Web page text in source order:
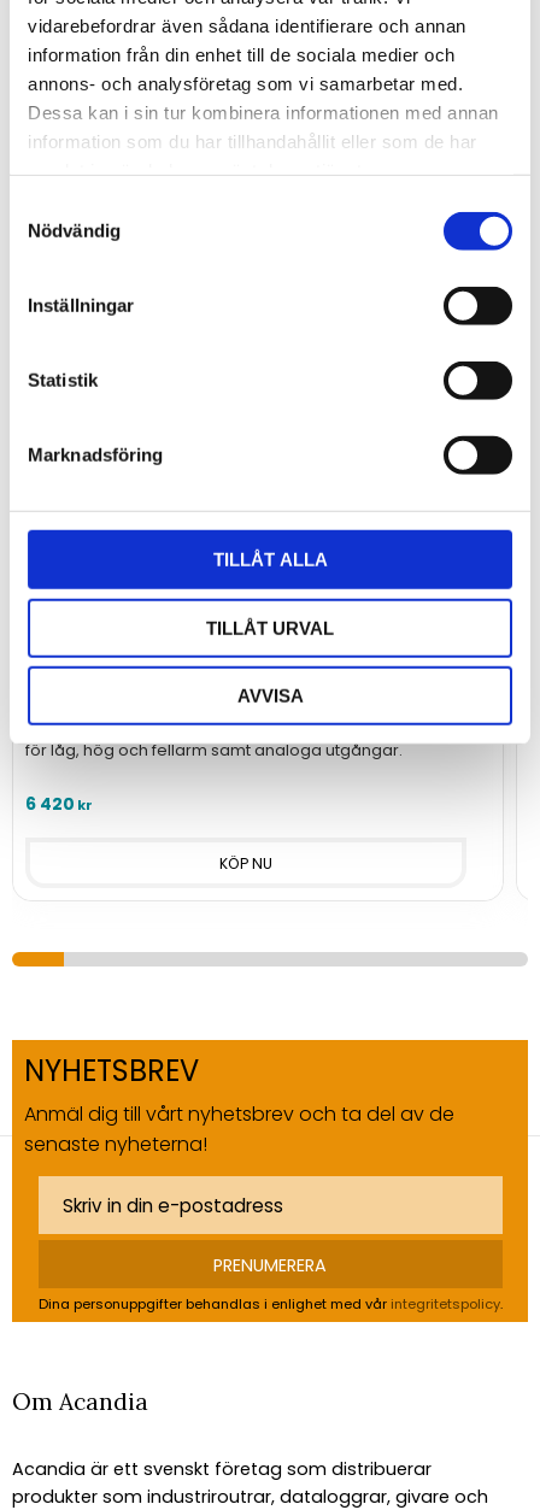
vidarebefordrar även sådana identifierare och annan
information från din enhet till de sociala medier och
annons- och analysföretag som vi samarbetar med.
Dessa kan i sin tur kombinera informationen med annan
information som du har tillhandahållit eller som de har
Nödvändig
Inställningar
Statistik
Marknadsföring
TILLÅT ALLA
TILLÅT URVAL
AVVISA
Bli den första att lämna ett omdöme.
Gaslarmcentral µGAS 1-32 kanaler
Larmcentral för upp till 32 gasdetektorer med reläutgångar
för låg, hög och fellarm samt analoga utgångar.
6 420 kr
NYHETSBREV
Anmäl dig till vårt nyhetsbrev och ta del av de
senaste nyheterna!
PRENUMERERA
Dina personuppgifter behandlas i enlighet med vår integritetspolicy.
Om Acandia
Acandia är ett svenskt företag som distribuerar
produkter som industriroutrar, dataloggrar, givare och